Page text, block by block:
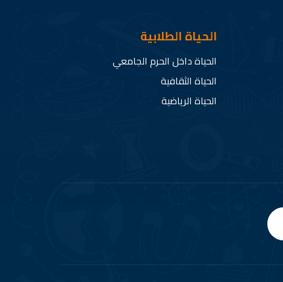
الحياة الطلابية
الحياة داخل الحرم الجامعي
الحياة الثقافية
الحياة الرياضية